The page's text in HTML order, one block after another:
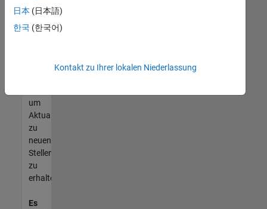
entsprechen,
werden
unseres
um
Aktualisierungen
zu
neuen
Stellenangeboten
zu
erhalten.
Es
日本 (日本語)
한국 (한국어)
Kontakt zu Ihrer lokalen Niederlassung